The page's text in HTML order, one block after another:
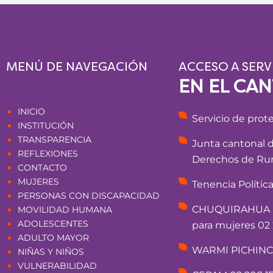
MENÚ DE NAVEGACIÓN
INICIO
INSTITUCIÓN
TRANSPARENCIA
REFLEXIONES
CONTACTO
MUJERES
PERSONAS CON DISCAPACIDAD
MOVILIDAD HUMANA
ADOLESCENTES
ADULTO MAYOR
NIÑAS Y NIÑOS
VULNERABILIDAD
ACCESO A
EN EL
Servicio de
Junta cantonal
Derechos de
Tenencia
para mujeres 02
WARMI